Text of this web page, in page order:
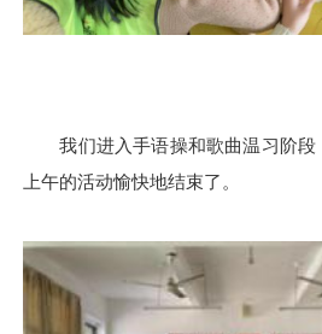
我们进入手语操和歌曲温习阶段
上午的活动愉快地结束了。